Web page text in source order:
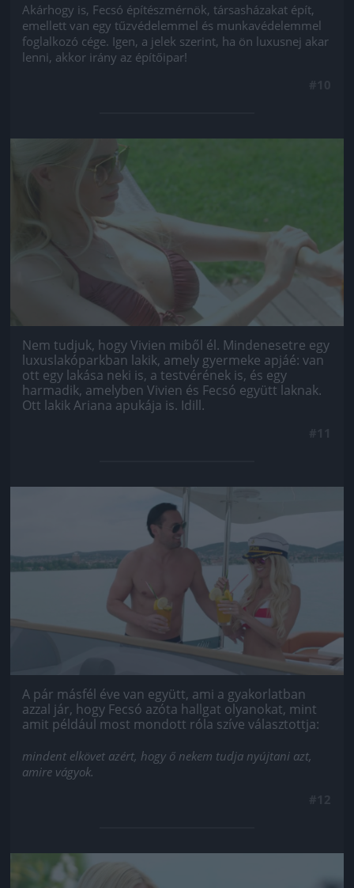
Akárhogy is, Fecsó építészmérnök, társasházakat épít,
emellett van egy tűzvédelemmel és munkavédelemmel
foglalkozó cége. Igen, a jelek szerint, ha ön luxusnej akar
lenni, akkor irány az építőipar!
Jön még kép!
Nem tudjuk, hogy Vivien miből él. Mindenesetre egy
luxuslakóparkban lakik, amely gyermeke apjáé: van
ott egy lakása neki is, a testvérének is, és egy
harmadik, amelyben Vivien és Fecsó együtt laknak.
Ott lakik Ariana apukája is. Idill.
Jön még kép!
A pár másfél éve van együtt, ami a gyakorlatban
azzal jár, hogy Fecsó azóta hallgat olyanokat, mint
amit például most mondott róla szíve választottja:
mindent elkövet azért, hogy ő nekem tudja nyújtani azt,
amire vágyok.
Jön még kép!